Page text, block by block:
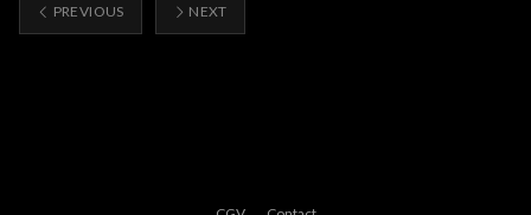
PREVIOUS NEXT